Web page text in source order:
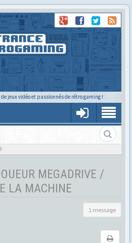
jeux vidéo et passionnés de rétro gaming !
MEGADRIVE /
LA MACHINE
1 message